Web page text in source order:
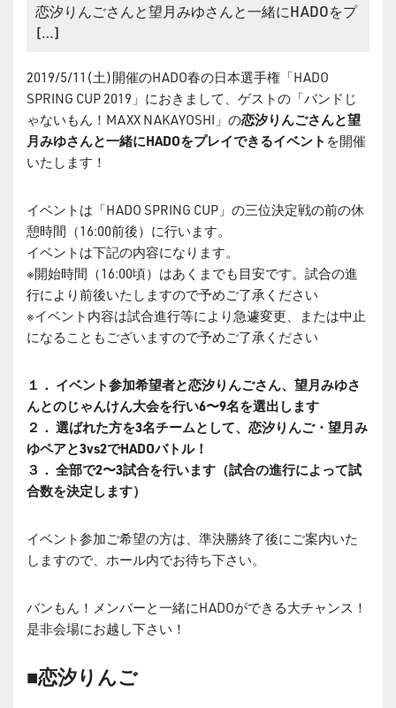
恋汐りんごさんと望月みゆさんと一緒にHADOをプ
[…]
2019/5/11(土)開催のHADO春の日本選手権「HADO
SPRING CUP 2019」におきまして、ゲストの「バンドじ
ゃないもん！MAXX NAKAYOSHI」の恋汐りんごさんと望
月みゆさんと一緒にHADOをプレイできるイベント を開催
いたします！
イベントは「HADO SPRING CUP」の三位決定戦の前の休
憩時間（16:00前後）に行います。
イベントは下記の内容になります。
※開始時間（16:00頃）はあくまでも目安です。試合の進
行により前後いたしますので予めご了承ください
※イベント内容は試合進行等により急遽変更、または中止
になることもございますので予めご了承ください
１． イベント参加希望者と恋汐りんごさん、望月みゆさ
んとのじゃんけん大会を行い6〜9名を選出します
２． 選ばれた方を3名チームとして、恋汐りんご・望月み
ゆペアと3vs2でHADOバトル！
３． 全部で2〜3試合を行います（試合の進行によって試
合数を決定します）
イベント参加ご希望の方は、準決勝終了後にご案内いた
しますので、ホール内でお待ち下さい。
バンもん！メンバーと一緒にHADOができる大チャンス！
是非会場にお越し下さい！
■恋汐りんご